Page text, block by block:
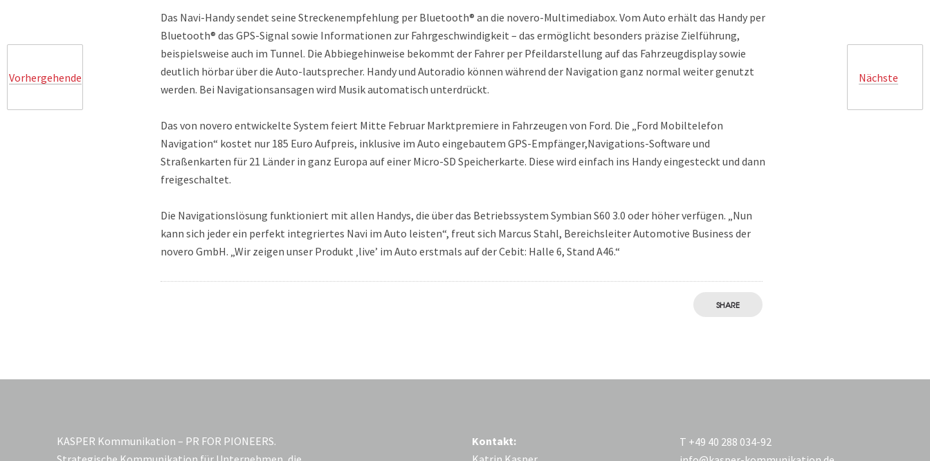
Vorhergehende Nächste
Das Navi-Handy sendet seine Streckenempfehlung per Bluetooth® an die novero-Multimediabox. Vom Auto erhält das Handy per
Bluetooth® das GPS-Signal sowie Informationen zur Fahrgeschwindigkeit – das ermöglicht besonders präzise Zielführung,
beispielsweise auch im Tunnel. Die Abbiegehinweise bekommt der Fahrer per Pfeildarstellung auf das Fahrzeugdisplay sowie
deutlich hörbar über die Auto-lautsprecher. Handy und Autoradio können während der Navigation ganz normal weiter genutzt
werden. Bei Navigationsansagen wird Musik automatisch unterdrückt.
Das von novero entwickelte System feiert Mitte Februar Marktpremiere in Fahrzeugen von Ford. Die „Ford Mobiltelefon
Navigation“ kostet nur 185 Euro Aufpreis, inklusive im Auto eingebautem GPS-Empfänger,Navigations-Software und
Straßenkarten für 21 Länder in ganz Europa auf einer Micro-SD Speicherkarte. Diese wird einfach ins Handy eingesteckt und dann
freigeschaltet.
Die Navigationslösung funktioniert mit allen Handys, die über das Betriebssystem Symbian S60 3.0 oder höher verfügen. „Nun
kann sich jeder ein perfekt integriertes Navi im Auto leisten“, freut sich Marcus Stahl, Bereichsleiter Automotive Business der
novero GmbH. „Wir zeigen unser Produkt ‚live’ im Auto erstmals auf der Cebit: Halle 6, Stand A46.“
SHARE
KASPER Kommunikation – PR FOR PIONEERS.
Kontakt:
T +49 40 288 034-92